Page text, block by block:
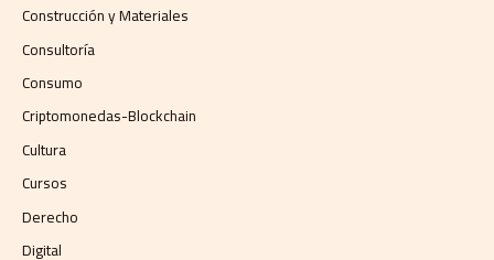
Construcción y Materiales
Consultoría
Consumo
Criptomonedas-Blockchain
Cultura
Cursos
Derecho
Digital